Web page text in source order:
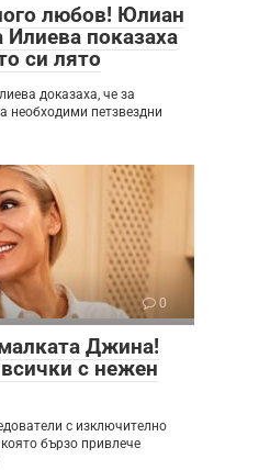
любов! Юлиан
показаха
си лято
доказаха, че за
необходими петзвездни
0
Джина!
с нежен
с изключително
бързо привлече